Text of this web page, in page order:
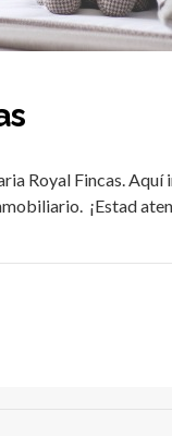
Royal Fincas.
¡Estad